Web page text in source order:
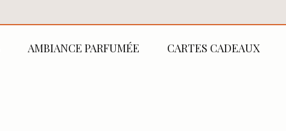
AMBIANCE PARFUMÉE CARTES CADEAUX